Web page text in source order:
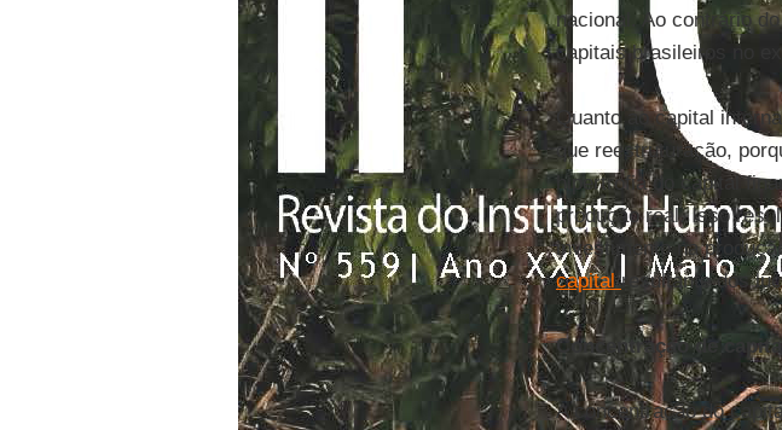
nacional. Ao contrário
capitais brasileiros no
Quanto ao capital
que reestruturação,
hipertrofia do capital
produção real. Isso
investimento na
capitalresultante dos
Concentração de
A concentração do